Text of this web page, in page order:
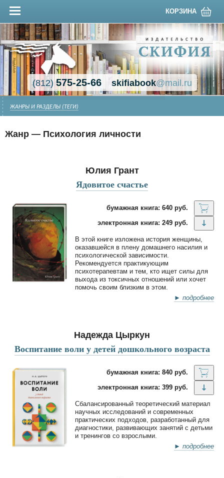
КОРЗИНА
(812)575-25-66 skifiabook@mail.ru
ЖАНРЫ И РАЗДЕЛЫ (ТЕГИ)
Жанр — Психология личности
Юлия Грант
Ядовитое счастье
бумажная книга: 640 руб.
электронная книга: 249 руб.
В этой книге изложена история женщины,
оказавшейся в плену домашнего насилия и
психологической зависимости.
Рекомендуется практикующим
психотерапевтам и тем, кто ищет силы для
выхода из токсичных отношений или хочет
помочь своим близким в этом.
► подробнее
Надежда Цыркун
Воспитание воли у детей дошкольного возраста
бумажная книга: 840 руб.
электронная книга: 399 руб.
Сбалансированный теоретический материал
научных исследований и современных
практических подходов, разработанный для
диагностики, развивающих занятий с детьми
и тренингов со взрослыми.
► подробнее